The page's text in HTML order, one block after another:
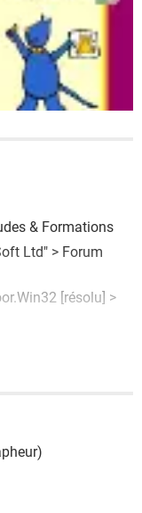
& Formations
Ltd" > Forum
[résolu] >
& Internet
& objets